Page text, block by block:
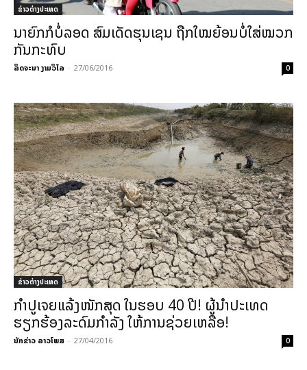
ຂ່າວຕ່າງປະເທດ
ນາຍົກກໍບໍ່ລອດ ສົມເດັດຮຸນເຊນ ຖືກໃໝຍ້ອນບໍ່ໃສ່ໝວກ
ກັນກະທົບ
ລິດຈະນາ ງາມວິໄລ - 27/06/2016 0
ຂ່າວຕ່າງປະເທດ
ກຳປູເຈຍແລ້ງໜັກສຸດ ໃນຮອບ 40 ປີ! ຜູ້ນຳປະເທດ
ຮຽກຮ້ອງລະດົມກຳລັງ ໃຫ້ການຊ່ວຍເຫລືອ!
ນັກຂ່າວ ລາວໂພສ - 27/04/2016 0